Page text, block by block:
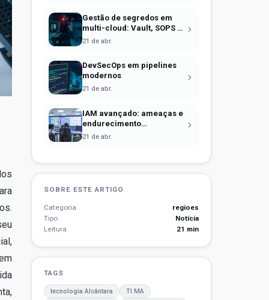
Gestão de segredos em
multi-cloud: Vault, SOPS e
identidade efêmera
21 de abr.
DevSecOps em pipelines
modernos
21 de abr.
IAM avançado: ameaças e
endurecimento
operacional
21 de abr.
SOBRE ESTE ARTIGO
Categoria
regioes
Tipo
Notícia
Leitura
21 min
TAGS
tecnologia Alcântara
TI MA